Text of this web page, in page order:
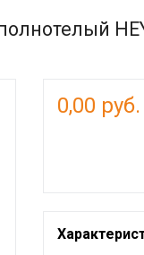
0,00